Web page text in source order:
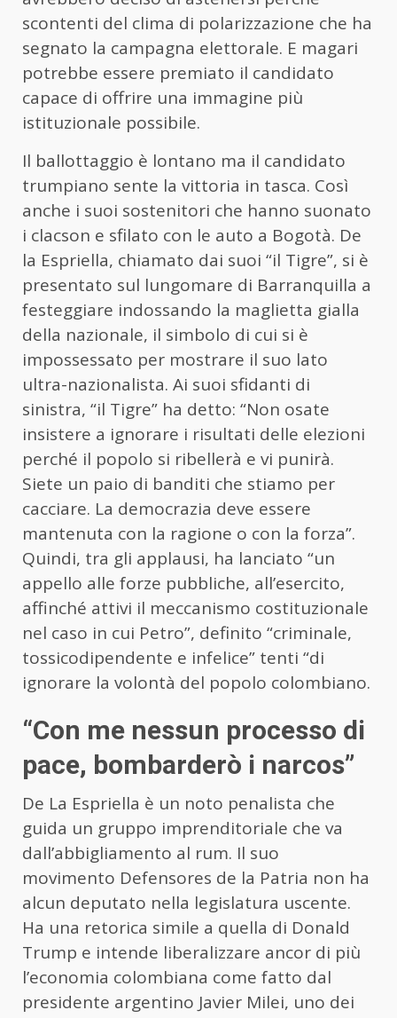
scontenti del clima di polarizzazione che ha
segnato la campagna elettorale. E magari
potrebbe essere premiato il candidato
capace di offrire una immagine più
istituzionale possibile.
Il ballottaggio è lontano ma il candidato
trumpiano sente la vittoria in tasca. Così
anche i suoi sostenitori che hanno suonato
i clacson e sfilato con le auto a Bogotà. De
la Espriella, chiamato dai suoi “il Tigre”, si è
presentato sul lungomare di Barranquilla a
festeggiare indossando la maglietta gialla
della nazionale, il simbolo di cui si è
impossessato per mostrare il suo lato
ultra-nazionalista. Ai suoi sfidanti di
sinistra, “il Tigre” ha detto: “Non osate
insistere a ignorare i risultati delle elezioni
perché il popolo si ribellerà e vi punirà.
Siete un paio di banditi che stiamo per
cacciare. La democrazia deve essere
mantenuta con la ragione o con la forza”.
Quindi, tra gli applausi, ha lanciato “un
appello alle forze pubbliche, all’esercito,
affinché attivi il meccanismo costituzionale
nel caso in cui Petro”, definito “criminale,
tossicodipendente e infelice” tenti “di
ignorare la volontà del popolo colombiano.
“Con me nessun processo di
pace, bombarderò i narcos”
De La Espriella è un noto penalista che
guida un gruppo imprenditoriale che va
dall’abbigliamento al rum. Il suo
movimento Defensores de la Patria non ha
alcun deputato nella legislatura uscente.
Ha una retorica simile a quella di Donald
Trump e intende liberalizzare ancor di più
l’economia colombiana come fatto dal
presidente argentino Javier Milei, uno dei